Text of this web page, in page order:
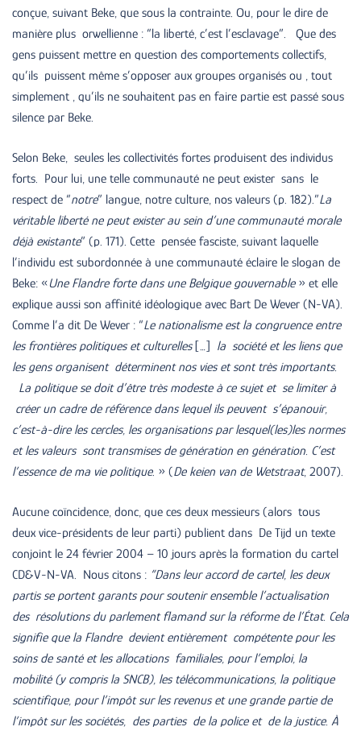
conçue, suivant Beke, que sous la contrainte. Ou, pour le dire de
manière plus orwellienne : “la liberté, c’est l’esclavage”. Que des
gens puissent mettre en question des comportements collectifs,
qu’ils puissent même s’opposer aux groupes organisés ou , tout
simplement , qu’ils ne souhaitent pas en faire partie est passé sous
silence par Beke.
Selon Beke, seules les collectivités fortes produisent des individus
forts. Pour lui, une telle communauté ne peut exister sans le
respect de “notre” langue, notre culture, nos valeurs (p. 182).”La
véritable liberté ne peut exister au sein d’une communauté morale
déjà existante” (p. 171). Cette pensée fasciste, suivant laquelle
l’individu est subordonnée à une communauté éclaire le slogan de
Beke: «Une Flandre forte dans une Belgique gouvernable » et elle
explique aussi son affinité idéologique avec Bart De Wever (N-VA).
Comme l’a dit De Wever : “Le nationalisme est la congruence entre
les frontières politiques et culturelles[…] la société et les liens que
les gens organisent déterminent nos vies et sont très importants.
La politique se doit d’être très modeste à ce sujet et se limiter à
créer un cadre de référence dans lequel ils peuvent s’épanouir,
c’est-à-dire les cercles, les organisations par lesquel(les)les normes
et les valeurs sont transmises de génération en génération. C’est
l’essence de ma vie politique. » (De keien van de Wetstraat, 2007).
Aucune coïncidence, donc, que ces deux messieurs (alors tous
deux vice-présidents de leur parti) publient dans De Tijd un texte
conjoint le 24 février 2004 – 10 jours après la formation du cartel
CD&V-N-VA. Nous citons : “Dans leur accord de cartel, les deux
partis se portent garants pour soutenir ensemble l’actualisation
des résolutions du parlement flamand sur la réforme de l’État. Cela
signifie que la Flandre devient entièrement compétente pour les
soins de santé et les allocations familiales, pour l’emploi, la
mobilité (y compris la SNCB), les télécommunications, la politique
scientifique, pour l’impôt sur les revenus et une grande partie de
l’impôt sur les sociétés, des parties de la police et de la justice. À